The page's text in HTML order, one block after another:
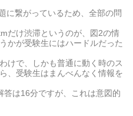
に繋がっているため、全部の問
だけ渋滞というのが、図2の情
かが受験生にはハードルだった
けで、しかも普通に動く時のス
、受験生はまんべんなく情報を
は16分ですが、これは意図的